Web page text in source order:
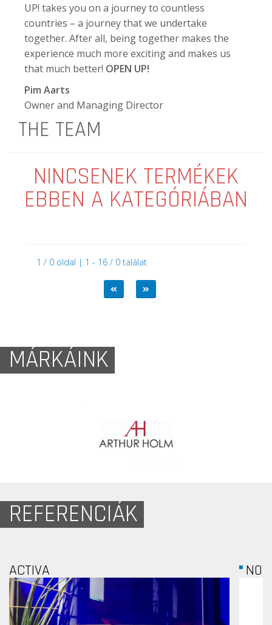
UP! takes you on a journey to countless
countries – a journey that we undertake
together. After all, being together makes the
experience much more exciting and makes us
that much better! OPEN UP!
Pim Aarts
Owner and Managing Director
THE TEAM
NINCSENEK TERMÉKEK
EBBEN A KATEGÓRIÁBAN
1 / 0 oldal | 1 - 16 / 0 találat
MÁRKÁINK
REFERENCIÁK
NOVO NORDISK